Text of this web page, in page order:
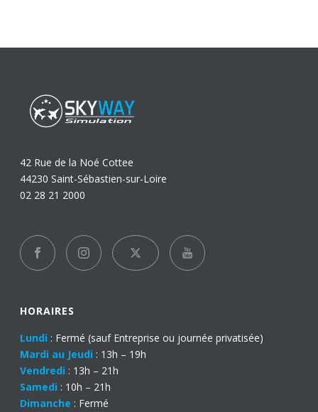
42 Rue de la Noé Cottee
44230 Saint-Sébastien-sur-Loire
02 28 21 2000
HORAIRES
Lundi : Fermé (sauf Entreprise ou journée privatisée)
Mardi au Jeudi : 13h – 19h
Vendredi : 13h – 21h
Samedi : 10h – 21h
Dimanche : Fermé